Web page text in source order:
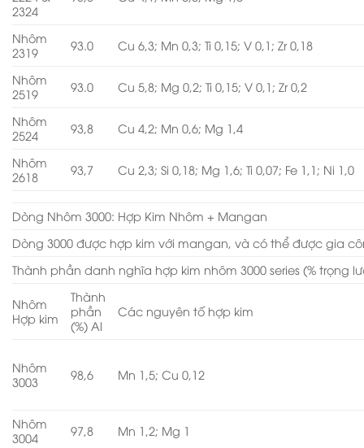
2324
Nhôm
2319
93.0 Cu 6,3; Mn 0,3; Ti 0,15; V 0,1; Zr 0,18
Nhôm
2519
93.0 Cu 5,8; Mg 0,2; Ti 0,15; V 0,1; Zr 0,2
Nhôm
2524
93,8 Cu 4,2; Mn 0,6; Mg 1,4
Nhôm
2618
93,7 Cu 2,3; Si 0,18; Mg 1,6; Ti 0,07; Fe 1,1; Ni 1,0
Dòng Nhôm 3000: Hợp Kim Nhôm + Mangan
Dòng 3000 được hợp kim với mangan, và có thể được gia
Thành phần danh nghĩa hợp kim nhôm 3000 series (% trọng
Nhôm
Hợp kim
Thành
phần
(%) Al
Các nguyên tố hợp kim
Nhôm
3003
98,6 Mn 1,5; Cu 0,12
Nhôm
3004
97,8 Mn 1,2; Mg 1